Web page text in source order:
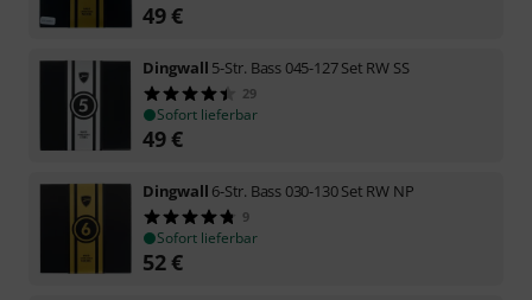
49€
Dingwall 5-Str. Bass 045-127 Set RW SS
29
Sofort lieferbar
49€
Dingwall 6-Str. Bass 030-130 Set RW NP
9
Sofort lieferbar
52€